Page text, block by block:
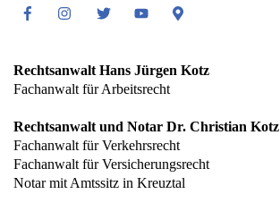
FacebookInstagramTwitter YoutubeGoogle
Rechtsanwalt Hans Jürgen Kotz
Fachanwalt für Arbeitsrecht
Rechtsanwalt und Notar Dr. Christian Kotz
Fachanwalt für Verkehrsrecht
Fachanwalt für Versicherungsrecht
Notar mit Amtssitz in Kreuztal